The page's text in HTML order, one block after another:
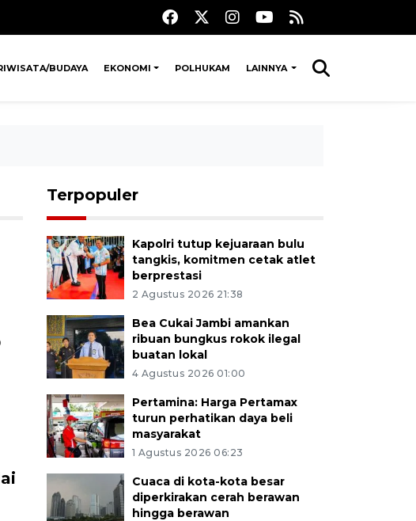
BUDAYA EKONOMI POLHUKAM LAINNYA
Terpopuler
Kapolri tutup kejuaraan bulu
tangkis, komitmen cetak atlet
berprestasi
2 Agustus 2026 21:38
Bea Cukai Jambi amankan
ribuan bungkus rokok ilegal
buatan lokal
4 Agustus 2026 01:00
Pertamina: Harga Pertamax
turun perhatikan daya beli
masyarakat
1 Agustus 2026 06:23
Cuaca di kota-kota besar
diperkirakan cerah berawan
hingga berawan